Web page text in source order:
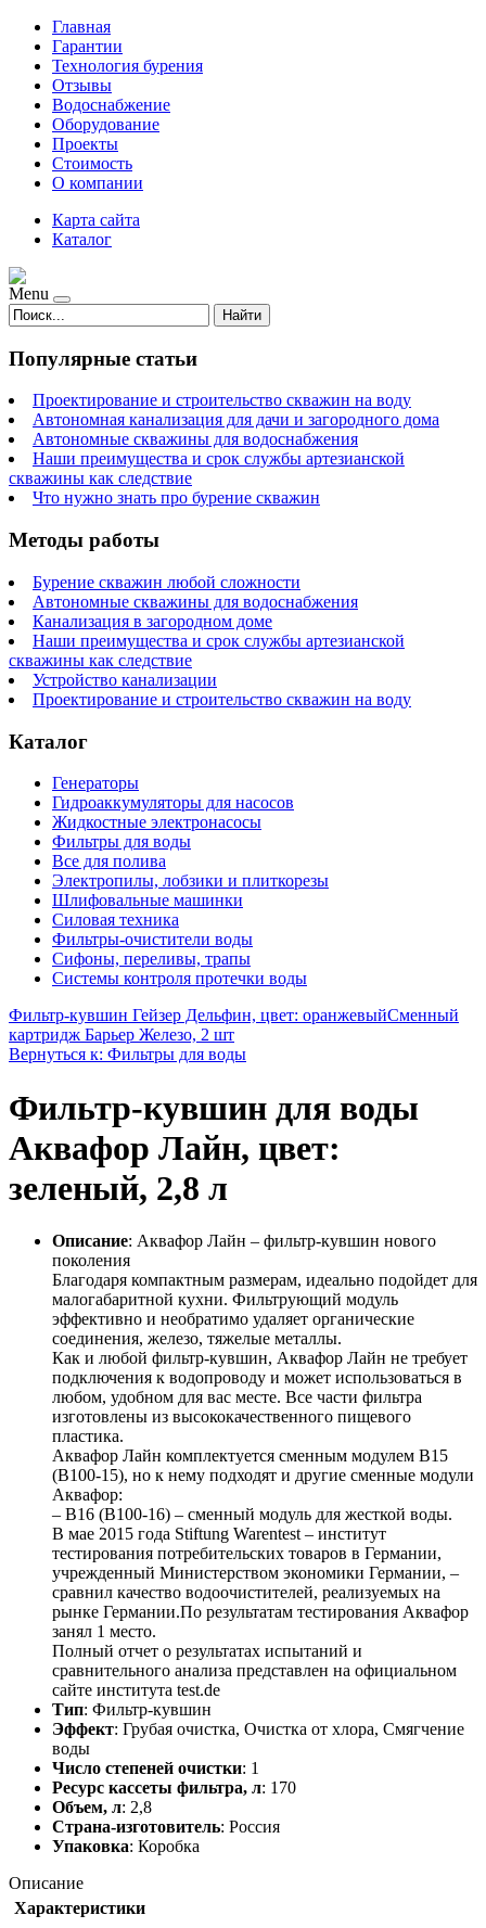
Главная
Гарантии
Технология бурения
Отзывы
Водоснабжение
Оборудование
Проекты
Стоимость
О компании
Карта сайта
Каталог
Menu
Найти
Популярные статьи
Проектирование и строительство скважин на воду
Автономная канализация для дачи и загородного дома
Автономные скважины для водоснабжения
Наши преимущества и срок службы артезианской
скважины как следствие
Что нужно знать про бурение скважин
Методы работы
Бурение скважин любой сложности
Автономные скважины для водоснабжения
Канализация в загородном доме
Наши преимущества и срок службы артезианской
скважины как следствие
Устройство канализации
Проектирование и строительство скважин на воду
Каталог
Генераторы
Гидроаккумуляторы для насосов
Жидкостные электронасосы
Фильтры для воды
Все для полива
Электропилы, лобзики и плиткорезы
Шлифовальные машинки
Силовая техника
Фильтры-очистители воды
Сифоны, переливы, трапы
Системы контроля протечки воды
Фильтр-кувшин Гейзер Дельфин, цвет: оранжевыйСменный
картридж Барьер Железо, 2 шт
Вернуться к: Фильтры для воды
Фильтр-кувшин для воды
Аквафор Лайн, цвет:
зеленый, 2,8 л
Описание: Аквафор Лайн – фильтр-кувшин нового
поколения
Благодаря компактным размерам, идеально подойдет для
малогабаритной кухни. Фильтрующий модуль
эффективно и необратимо удаляет органические
соединения, железо, тяжелые металлы.
Как и любой фильтр-кувшин, Аквафор Лайн не требует
подключения к водопроводу и может использоваться в
любом, удобном для вас месте. Все части фильтра
изготовлены из высококачественного пищевого
пластика.
Аквафор Лайн комплектуется сменным модулем В15
(В100-15), но к нему подходят и другие сменные модули
Аквафор:
– В16 (В100-16) – сменный модуль для жесткой воды.
В мае 2015 года Stiftung Warentest – институт
тестирования потребительских товаров в Германии,
учрежденный Министерством экономики Германии, –
сравнил качество водоочистителей, реализуемых на
рынке Германии.По результатам тестирования Аквафор
занял 1 место.
Полный отчет о результатах испытаний и
сравнительного анализа представлен на официальном
сайте института test.de
Тип: Фильтр-кувшин
Эффект: Грубая очистка, Очистка от хлора, Смягчение
воды
Число степеней очистки: 1
Ресурс кассеты фильтра, л: 170
Объем, л: 2,8
Страна-изготовитель: Россия
Упаковка: Коробка
Описание
Характеристики